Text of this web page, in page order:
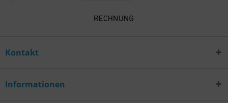
Kontakt
Informationen